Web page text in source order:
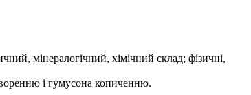
мінералогічний, хімічний склад; фізичні,
і гумусона копиченню.